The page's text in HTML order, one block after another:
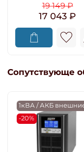
19 149 ₽
17 043 ₽
Сопутствующе
1кВА / АКБ
-20%